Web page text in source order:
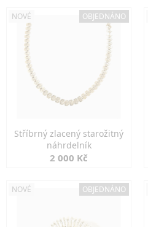
NOVÉ OBJEDNÁNO
Stříbrný zlacený starožitný
náhrdelník
2 000 Kč
NOVÉ OBJEDNÁNO